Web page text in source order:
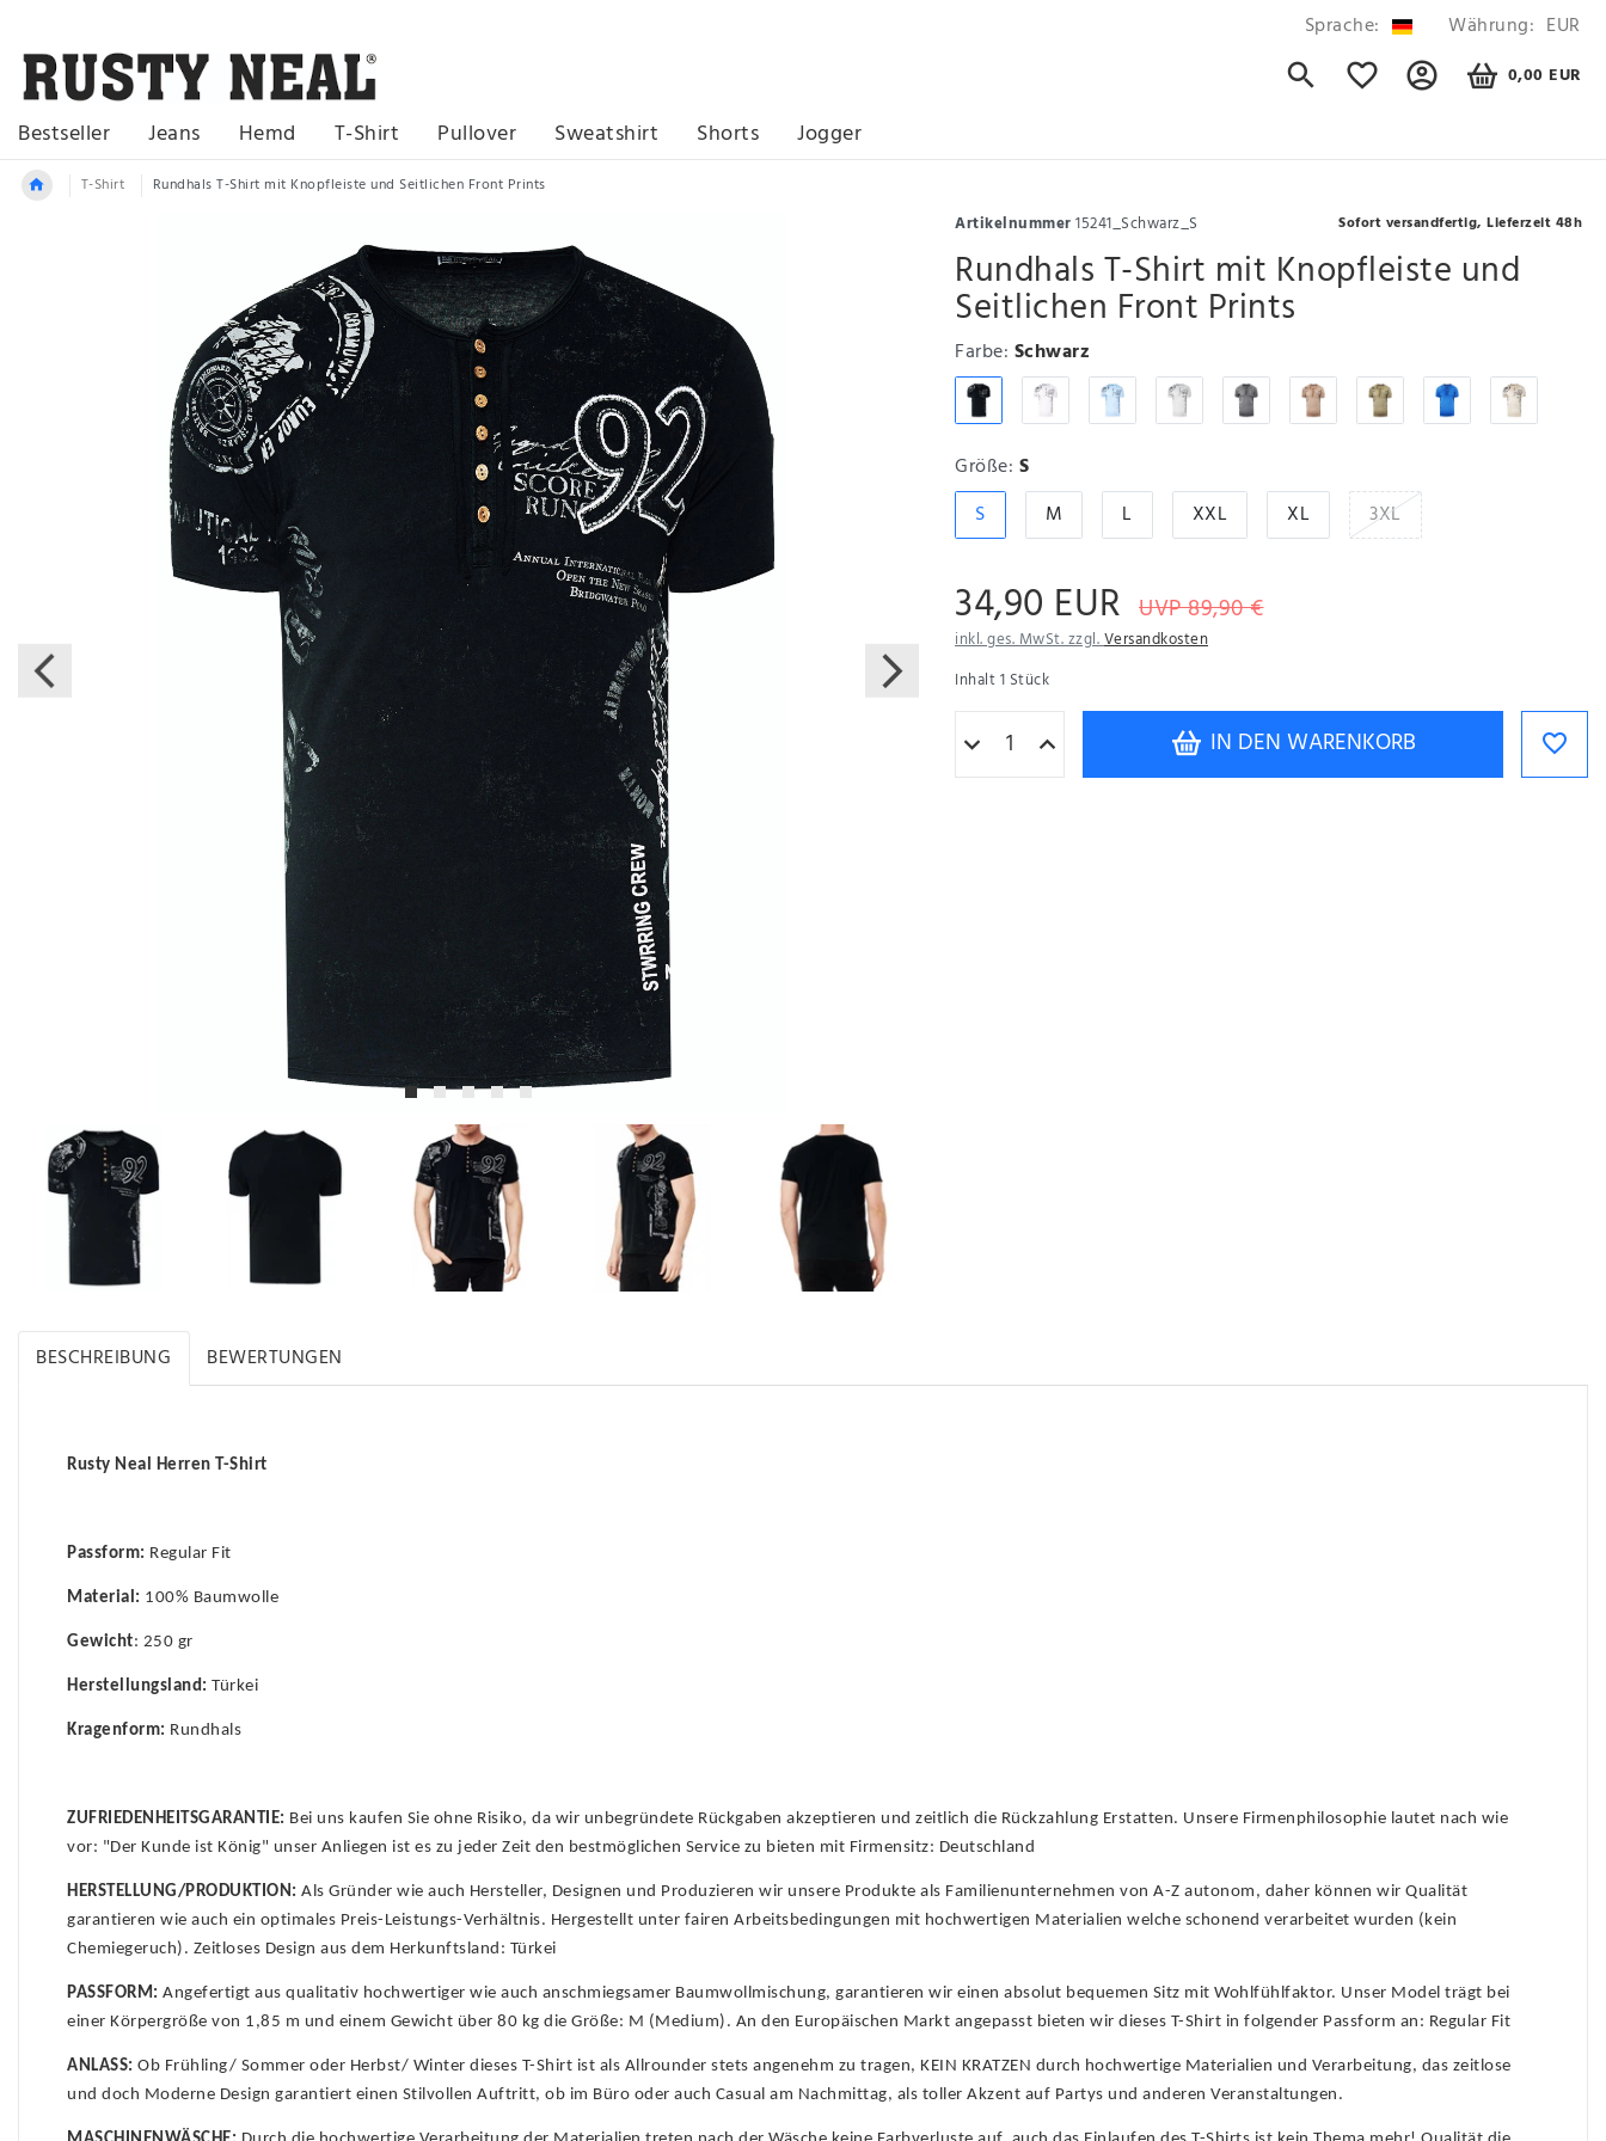
Sprache: Währung: EUR
0,00 EUR
Bestseller Jeans Hemd T-Shirt Pullover Sweatshirt Shorts Jogger
T-Shirt Rundhals T-Shirt mit Knopfleiste und Seitlichen Front Prints
Artikelnummer15241_Schwarz_S Sofort versandfertig, Lieferzeit 48h
Rundhals T-Shirt mit Knopfleiste und
Seitlichen Front Prints
Farbe: Schwarz
Größe: S
S
M L XXL XL 3XL
34,90 EUR UVP 89,90 €
inkl. ges. MwSt. zzgl.Versandkosten
Inhalt1 Stück
IN DEN WARENKORB
BESCHREIBUNG BEWERTUNGEN
Rusty Neal Herren T-Shirt
Passform: Regular Fit
Material: 100% Baumwolle
Gewicht: 250 gr
Herstellungsland: Türkei
Kragenform: Rundhals
ZUFRIEDENHEITSGARANTIE: Bei uns kaufen Sie ohne Risiko, da wir unbegründete Rückgaben akzeptieren und zeitlich die Rückzahlung Erstatten. Unsere Firmenphilosophie lautet nach wie
vor: "Der Kunde ist König" unser Anliegen ist es zu jeder Zeit den bestmöglichen Service zu bieten mit Firmensitz: Deutschland
HERSTELLUNG/PRODUKTION: Als Gründer wie auch Hersteller, Designen und Produzieren wir unsere Produkte als Familienunternehmen von A-Z autonom, daher können wir Qualität
garantieren wie auch ein optimales Preis-Leistungs-Verhältnis. Hergestellt unter fairen Arbeitsbedingungen mit hochwertigen Materialien welche schonend verarbeitet wurden (kein
Chemiegeruch). Zeitloses Design aus dem Herkunftsland: Türkei
PASSFORM: Angefertigt aus qualitativ hochwertiger wie auch anschmiegsamer Baumwollmischung, garantieren wir einen absolut bequemen Sitz mit Wohlfühlfaktor. Unser Model trägt bei
einer Körpergröße von 1,85 m und einem Gewicht über 80 kg die Größe: M (Medium). An den Europäischen Markt angepasst bieten wir dieses T-Shirt in folgender Passform an: Regular Fit
ANLASS: Ob Frühling/ Sommer oder Herbst/ Winter dieses T-Shirt ist als Allrounder stets angenehm zu tragen, KEIN KRATZEN durch hochwertige Materialien und Verarbeitung, das zeitlose
und doch Moderne Design garantiert einen Stilvollen Auftritt, ob im Büro oder auch Casual am Nachmittag, als toller Akzent auf Partys und anderen Veranstaltungen.